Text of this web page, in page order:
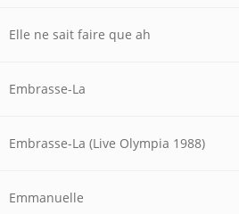
Elle ne sait faire que ah
Embrasse-La
Embrasse-La (Live Olympia 1988)
Emmanuelle